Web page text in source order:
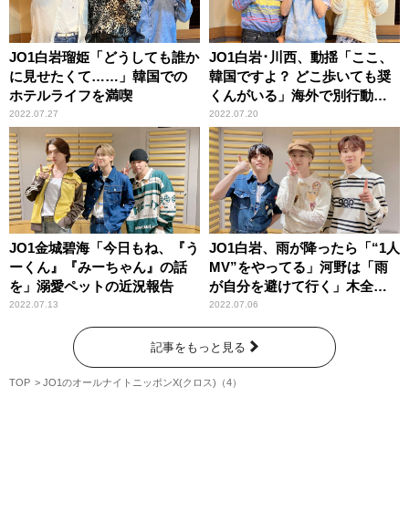
JO1白岩瑠姫「どうしても誰か
に見せたくて……」韓国での
ホテルライフを満喫
2022.07.27
JO1白岩･川西、動揺「ここ、
韓国ですよ？ どこ歩いても奨
くんがいる」海外で別行動し
ても與那城奨と遭遇
2022.07.20
JO1金城碧海「今日もね、『う
ーくん』『みーちゃん』の話
を」溺愛ペットの近況報告
2022.07.13
JO1白岩、雨が降ったら「“1人
MV”をやってる」河野は「雨
が自分を避けて行く」木全は
「避ける」
2022.07.06
記事をもっと見る
TOP JO1のオールナイトニッポンX(クロス)（4）